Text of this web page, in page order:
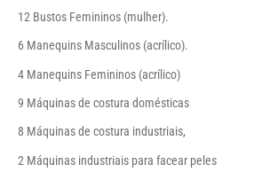
12 Bustos Femininos (mulher).
6 Manequins Masculinos (acrílico).
4 Manequins Femininos (acrílico)
9 Máquinas de costura domésticas
8 Máquinas de costura industriais,
2 Máquinas industriais para facear peles